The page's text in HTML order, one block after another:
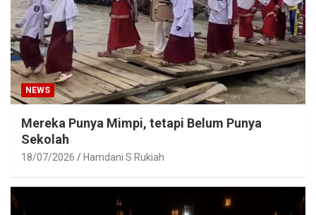
NEWS
Mereka Punya Mimpi, tetapi Belum Punya
Sekolah
18/07/2026 Hamdani S Rukiah